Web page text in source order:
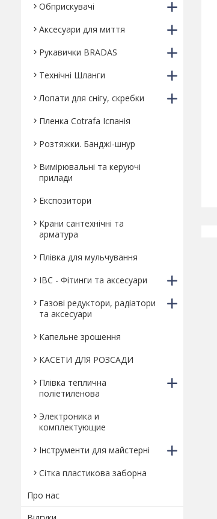
Обприскувачі
Аксесуари для миття
Рукавички BRADAS
Технічні Шланги
Лопати для снігу, скребки
Пленка Cotrafa Іспанія
Розтяжки. Банджі-шнур
Вимірювальні та керуючі
прилади
Експозитори
Крани сантехнічні та
арматура
Плівка для мульчування
IBC - Фітинги та аксесуари
Газові редуктори, радіатори
та аксесуари
Капельне зрошення
КАСЕТИ ДЛЯ РОЗСАДИ
Плівка теплична
поліетиленова
Электроника и
комплектующие
Інструменти для майстерні
Сітка пластикова заборна
Про нас